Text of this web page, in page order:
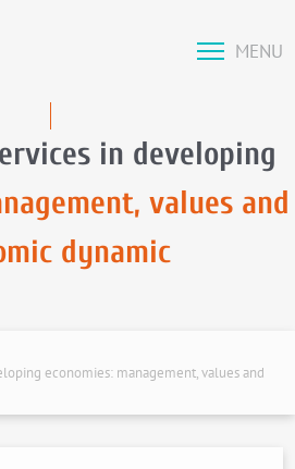
MENU
in developing
values and
dynamic
economies: management, values and